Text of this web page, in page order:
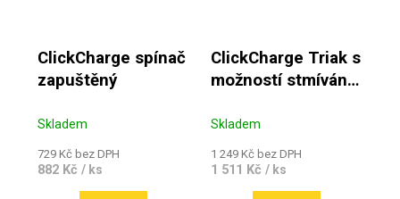
ClickCharge spínač
zapuštěný
Skladem
729 Kč bez DPH
882 Kč / ks
ClickCharge Triak s
možností stmívání -
krabice (200-240V
~ 50/60Hz)
Skladem
1 249 Kč bez DPH
1 511 Kč / ks